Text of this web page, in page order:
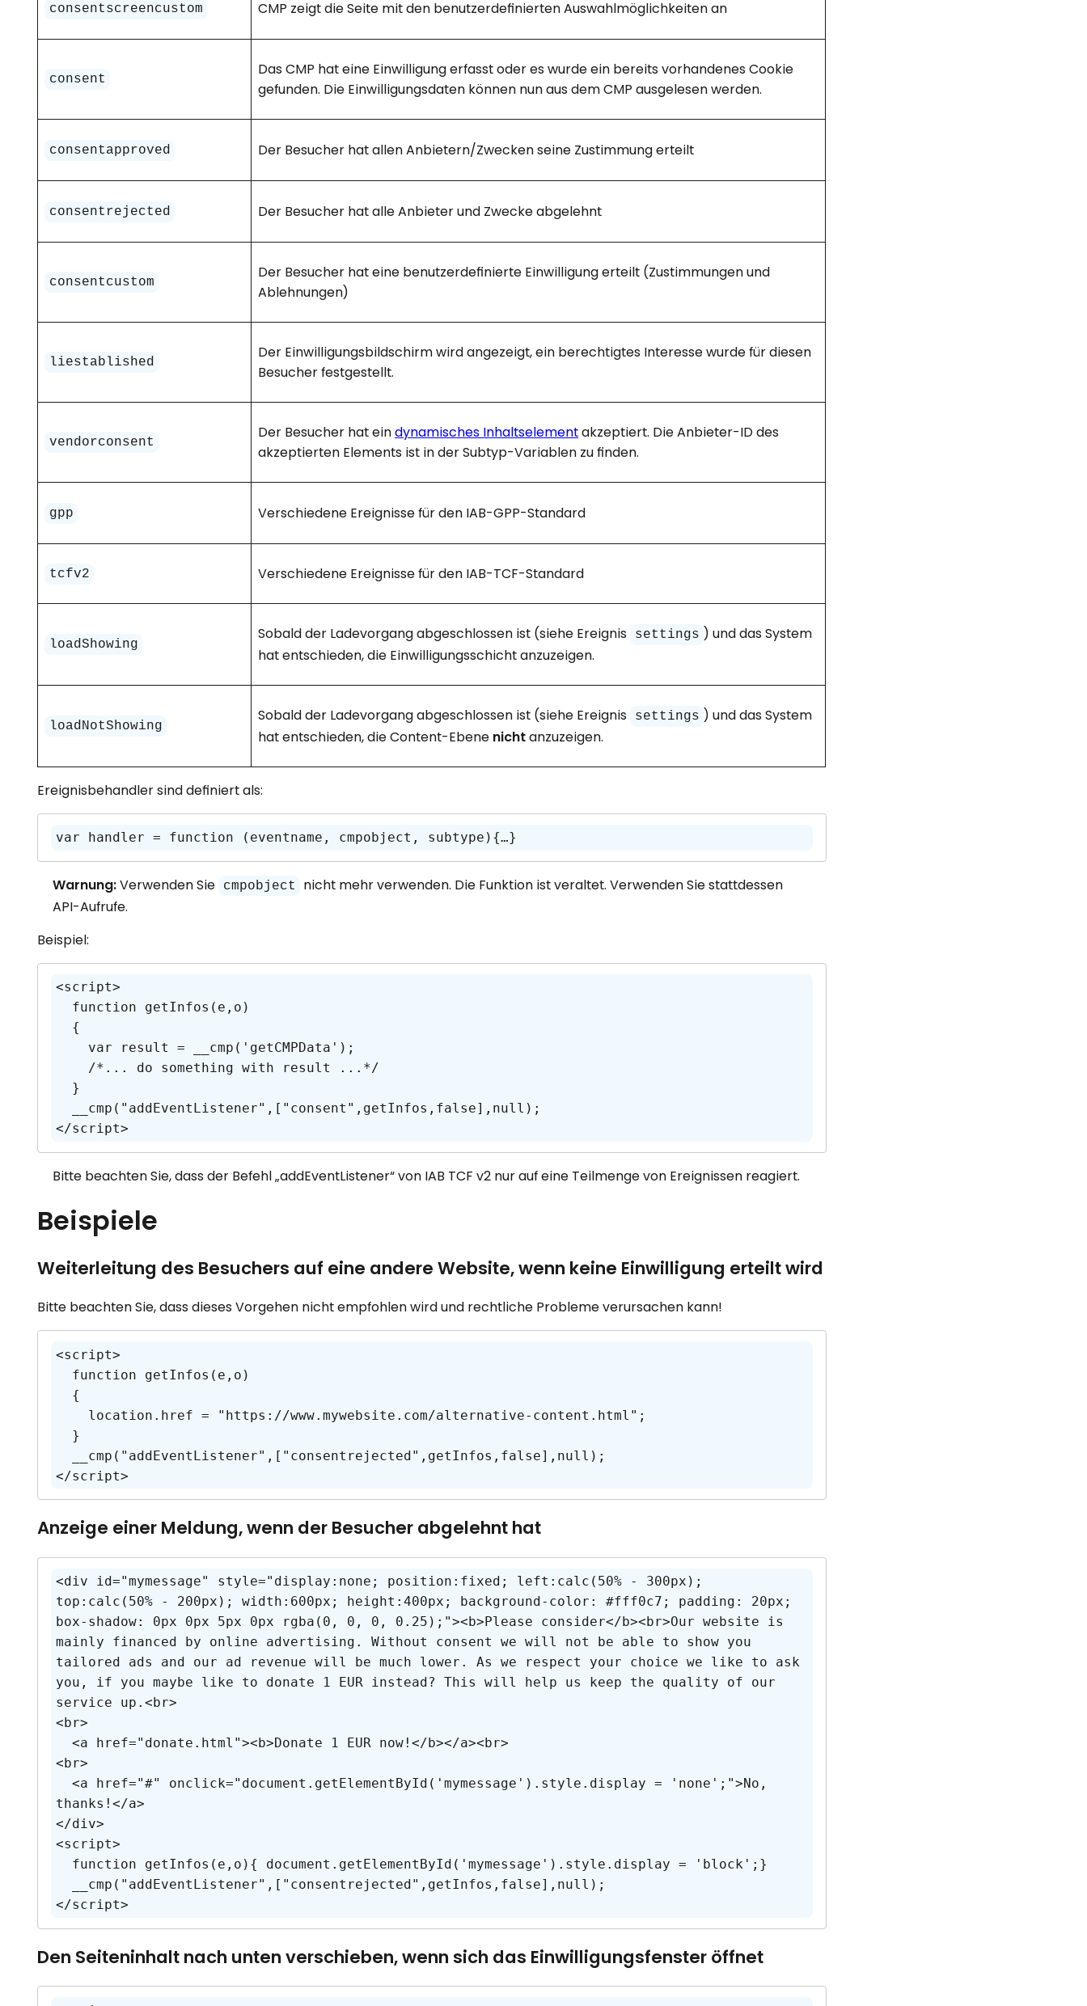
consentscreencustom CMP zeigt die Seite mit den benutzerdefinierten Auswahlmöglichkeiten an
consent
Das CMP hat eine Einwilligung erfasst oder es wurde ein bereits vorhandenes Cookie
gefunden. Die Einwilligungsdaten können nun aus dem CMP ausgelesen werden.
consentapproved Der Besucher hat allen Anbietern/Zwecken seine Zustimmung erteilt
consentrejected Der Besucher hat alle Anbieter und Zwecke abgelehnt
consentcustom
Der Besucher hat eine benutzerdefinierte Einwilligung erteilt (Zustimmungen und
Ablehnungen)
liestablished
Der Einwilligungsbildschirm wird angezeigt, ein berechtigtes Interesse wurde für diesen
Besucher festgestellt.
vendorconsent
Der Besucher hat eindynamisches Inhaltselementakzeptiert. Die Anbieter-ID des
akzeptierten Elements ist in der Subtyp-Variablen zu finden.
gpp Verschiedene Ereignisse für den IAB-GPP-Standard
tcfv2 Verschiedene Ereignisse für den IAB-TCF-Standard
loadShowing
Sobald der Ladevorgang abgeschlossen ist (siehe Ereignis settings ) und das System
hat entschieden, die Einwilligungsschicht anzuzeigen.
loadNotShowing
Sobald der Ladevorgang abgeschlossen ist (siehe Ereignis settings ) und das System
hat entschieden, die Content-Ebene nichtanzuzeigen.
Ereignisbehandler sind definiert als:
var handler = function (eventname, cmpobject, subtype){…}
Warnung:Verwenden Sie cmpobject
nicht mehr verwenden. Die Funktion ist veraltet. Verwenden Sie stattdessen
API-Aufrufe.
Beispiel:
<script>
</script>
Bitte beachten Sie, dass der Befehl „addEventListener“ von IAB TCF v2 nur auf eine Teilmenge von Ereignissen reagiert.
Beispiele
Weiterleitung des Besuchers auf eine andere Website, wenn keine Einwilligung erteilt wird
Bitte beachten Sie, dass dieses Vorgehen nicht empfohlen wird und rechtliche Probleme verursachen kann!
<script>
</script>
Anzeige einer Meldung, wenn der Besucher abgelehnt hat
<div id="mymessage" style="display:none; position:fixed; left:calc(50% - 300px);
top:calc(50% - 200px); width:600px; height:400px; background-color: #fff0c7; padding: 20px;
box-shadow: 0px 0px 5px 0px rgba(0, 0, 0, 0.25);"><b>Please consider</b><br>Our website is
mainly financed by online advertising. Without consent we will not be able to show you
tailored ads and our ad revenue will be much lower. As we respect your choice we like to ask
you, if you maybe like to donate 1 EUR instead? This will help us keep the quality of our
service up.<br>
<br>
<br>
thanks!</a>
</div>
<script>
</script>
Den Seiteninhalt nach unten verschieben, wenn sich das Einwilligungsfenster öffnet